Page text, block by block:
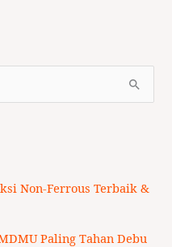
Non-Ferrous Terbaik &
Paling Tahan Debu